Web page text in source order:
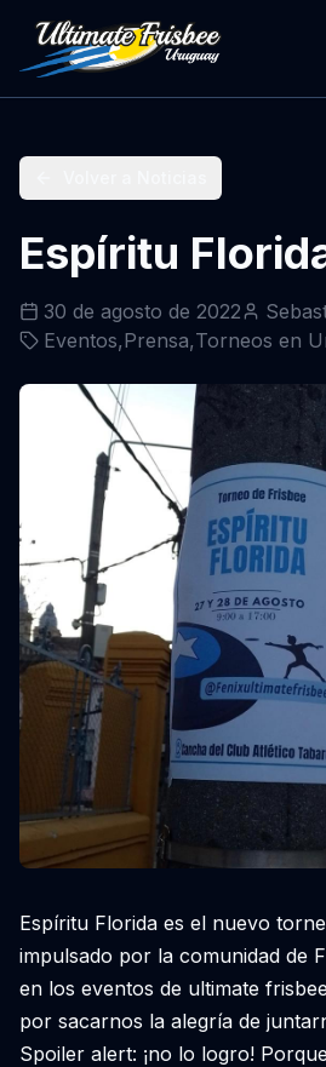
Espíritu
30 de agosto de 2022
Eventos,Prensa,Torneos en
Espíritu Florida es el nuevo
impulsado por la comunidad de
en los eventos de ultimate
por sacarnos la alegría de
Spoiler alert: ¡no lo logro!